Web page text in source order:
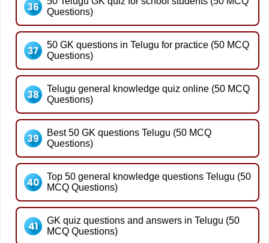
Questions)
50 GK questions in Telugu for practice (50 MCQ
Questions)
Telugu general knowledge quiz online (50 MCQ
Questions)
Best 50 GK questions Telugu (50 MCQ
Questions)
Top 50 general knowledge questions Telugu (50
MCQ Questions)
GK quiz questions and answers in Telugu (50
MCQ Questions)